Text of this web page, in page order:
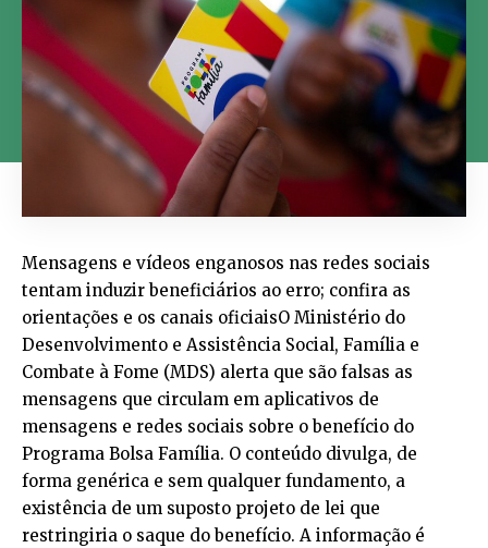
Mensagens e vídeos enganosos nas redes sociais
tentam induzir beneficiários ao erro; confira as
orientações e os canais oficiaisO Ministério do
Desenvolvimento e Assistência Social, Família e
Combate à Fome (MDS) alerta que são falsas as
mensagens que circulam em aplicativos de
mensagens e redes sociais sobre o benefício do
Programa Bolsa Família. O conteúdo divulga, de
forma genérica e sem qualquer fundamento, a
existência de um suposto projeto de lei que
restringiria o saque do benefício. A informação é